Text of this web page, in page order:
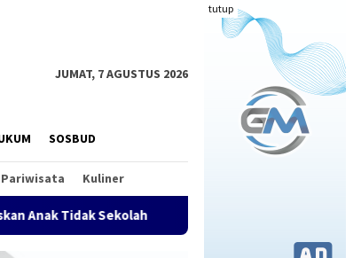
tutup
JUMAT, 7 AGUSTUS 2026
SOSBUD
Pariwisata Kuliner
FDI Satukan Komunitas Drone Nasional,